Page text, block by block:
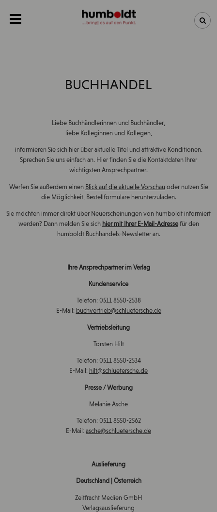
ÜBER UNS
BUCHHANDEL
Liebe Buchhändlerinnen und Buchhändler,
liebe Kolleginnen und Kollegen,
informieren Sie sich hier über aktuelle Titel und attraktive Konditionen.
Sprechen Sie uns einfach an. Hier finden Sie die Kontaktdaten Ihrer
wichtigsten Ansprechpartner.
Werfen Sie außerdem einen Blick auf die aktuelle Vorschauoder nutzen Sie
die Möglichkeit, Bestellformulare herunterzuladen.
Sie möchten immer direkt über Neuerscheinungen von humboldt informiert
werden? Dann melden Sie sich hier mit Ihrer E-Mail-Adressefür den
humboldt Buchhandels-Newsletter an.
Ihre Ansprechpartner im Verlag
Kundenservice
Telefon: 0511 8550-2538
E-Mail: buchvertrieb@schluetersche.de
Vertriebsleitung
Torsten Hilt
Telefon: 0511 8550-2534
E-Mail: hilt@schluetersche.de
Presse / Werbung
Melanie Asche
Telefon: 0511 8550-2562
E-Mail: asche@schluetersche.de
Auslieferung
Deutschland | Österreich
Zeitfracht Medien GmbH
Verlagsauslieferung